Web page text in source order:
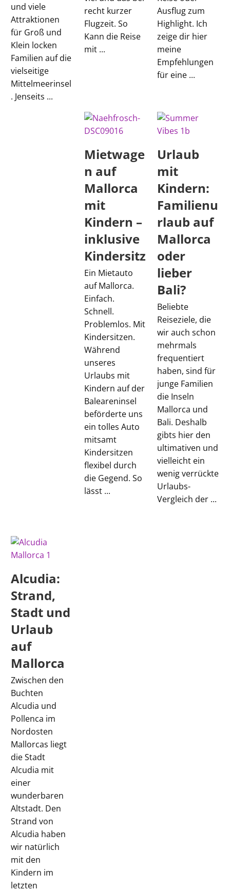
und viele
Attraktionen
für Groß und
Klein locken
Familien auf die
vielseitige
Mittelmeerinsel
. Jenseits ...
recht kurzer
Flugzeit. So
Kann die Reise
mit ...
Ausflug zum
Highlight. Ich
zeige dir hier
meine
Empfehlungen
für eine ...
Mietwage
n auf
Mallorca
mit
Kindern –
inklusive
Kindersitz
Ein Mietauto
auf Mallorca.
Einfach.
Schnell.
Problemlos. Mit
Kindersitzen.
Während
unseres
Urlaubs mit
Kindern auf der
Baleareninsel
beförderte uns
ein tolles Auto
mitsamt
Kindersitzen
flexibel durch
die Gegend. So
lässt ...
Urlaub
mit
Kindern:
Familienu
rlaub auf
Mallorca
oder
lieber
Bali?
Beliebte
Reiseziele, die
wir auch schon
mehrmals
frequentiert
haben, sind für
junge Familien
die Inseln
Mallorca und
Bali. Deshalb
gibts hier den
ultimativen und
vielleicht ein
wenig verrückte
Urlaubs-
Vergleich der ...
Alcudia:
Strand,
Stadt und
Urlaub
auf
Mallorca
Zwischen den
Buchten
Alcudia und
Pollenca im
Nordosten
Mallorcas liegt
die Stadt
Alcudia mit
einer
wunderbaren
Altstadt. Den
Strand von
Alcudia haben
wir natürlich
mit den
Kindern im
letzten